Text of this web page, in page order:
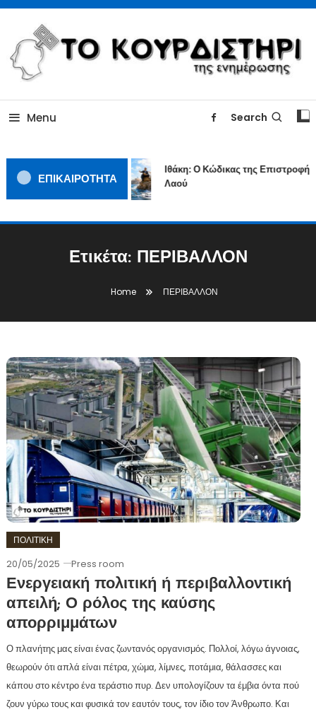
Skip
Content
TOKOURDISTIRI.GR
Menu Search
ΕΠΙΚΑΙΡΟΤΗΤΑ
Ιθάκη: Ο Κώδικας της Επιστροφής
Λαού
Ετικέτα: ΠΕΡΙΒΑΛΛΟΝ
Home ΠΕΡΙΒΑΛΛΟΝ
ΠΟΛΙΤΙΚΗ
20/05/2025 Press room
Ενεργειακή πολιτική ή περιβαλλοντική
απειλή; Ο ρόλος της καύσης
απορριμμάτων
Ο πλανήτης μας είναι ένας ζωντανός οργανισμός. Πολλοί, λόγω άγνοιας,
θεωρούν ότι απλά είναι πέτρα, χώμα, λίμνες, ποτάμια, θάλασσες και
κάπου στο κέντρο ένα τεράστιο πυρ. Δεν υπολογίζουν τα έμβια όντα πού
ζουν γύρω τους και φυσικά τον εαυτόν τους, τον ίδιο τον Άνθρωπο. Και